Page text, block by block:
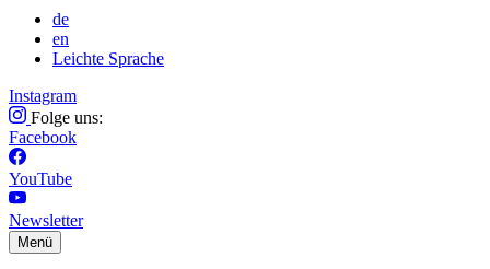
de
en
Leichte Sprache
Instagram
Folge uns:
Facebook
YouTube
Newsletter
Menü